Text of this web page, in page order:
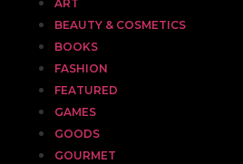
ART
BEAUTY & COSMETICS
BOOKS
FASHION
FEATURED
GAMES
GOODS
GOURMET